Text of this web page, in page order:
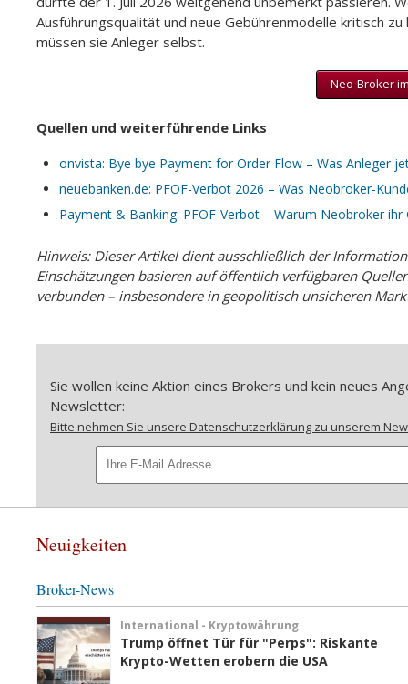
Ausführungsqualität und neue Gebührenmodelle kritisch
müssen sie Anleger selbst.
Neo-Broker
Quellen und weiterführende Links
onvista: Bye bye Payment for Order Flow – Was Anleger
neuebanken.de: PFOF-Verbot 2026 – Was Neobroker-
Payment & Banking: PFOF-Verbot – Warum Neobroker
Hinweis: Dieser Artikel dient ausschließlich der
Einschätzungen basieren auf öffentlich verfügbaren
verbunden – insbesondere in geopolitisch unsicheren
Sie wollen keine Aktion eines Brokers und kein neues
Newsletter:
Bitte nehmen Sie unsere Datenschutzerklärung zu unserem
Neuigkeiten
Broker-News
International - Kryptowährung
Trump öffnet Tür für "Perps": Riskante
Krypto-Wetten erobern die USA